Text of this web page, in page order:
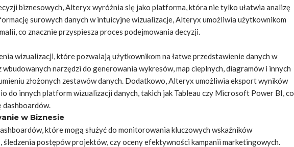
biznesowych, Alteryx wyróżnia się jako platforma, która nie tylko ułatwia analizę
surowych danych w intuicyjne wizualizacje, Alteryx umożliwia użytkownikom
co znacznie przyspiesza proces podejmowania decyzji.
wizualizacji, które pozwalają użytkownikom na łatwe przedstawienie danych w
narzędzi do generowania wykresów, map cieplnych, diagramów i innych
złożonych zestawów danych. Dodatkowo, Alteryx umożliwia eksport wyników
do innych platform wizualizacji danych, takich jak Tableau czy Microsoft Power BI, co
dashboardów.
w Biznesie
które mogą służyć do monitorowania kluczowych wskaźników
postępów projektów, czy oceny efektywności kampanii marketingowych.